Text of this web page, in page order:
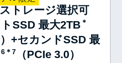
トレージ選択可
SSD 最大2TB ＊
）+セカンドSSD 最
6＊7 （PCIe 3.0）